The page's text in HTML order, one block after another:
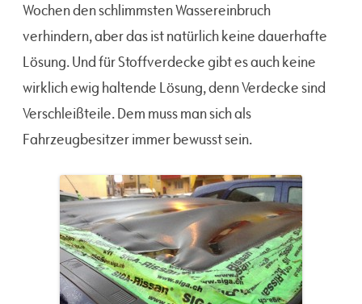
Wochen den schlimmsten Wassereinbruch
verhindern, aber das ist natürlich keine dauerhafte
Lösung. Und für Stoffverdecke gibt es auch keine
wirklich ewig haltende Lösung, denn Verdecke sind
Verschleißteile. Dem muss man sich als
Fahrzeugbesitzer immer bewusst sein.